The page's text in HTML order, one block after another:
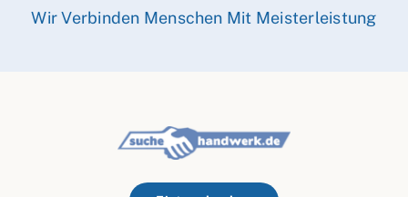
Wir Verbinden Menschen Mit Meisterleistung